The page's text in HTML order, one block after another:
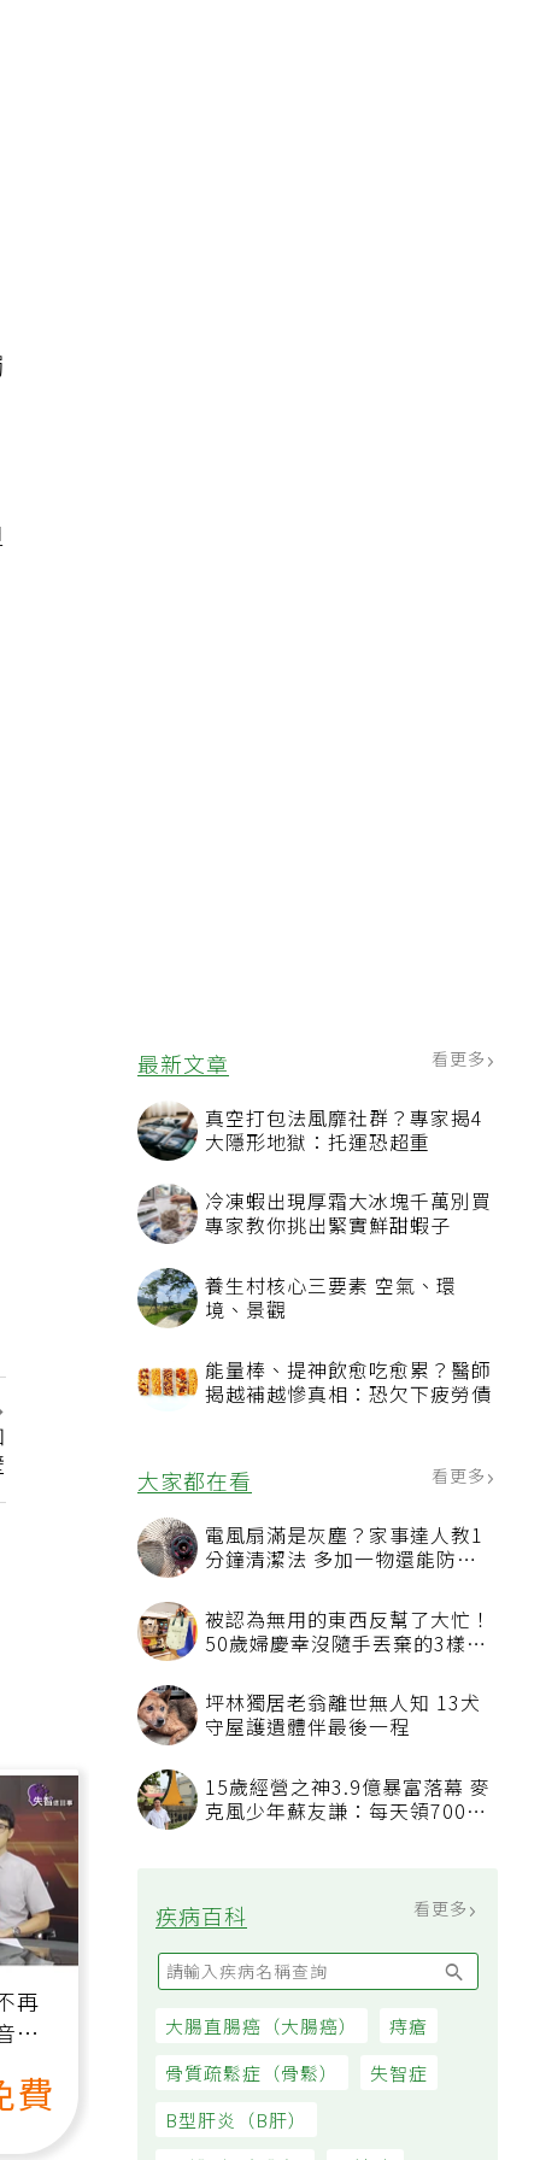
最新文章 看更多
真空打包法風靡社群？專家揭4
大隱形地獄：托運恐超重
冷凍蝦出現厚霜大冰塊千萬別買
專家教你挑出緊實鮮甜蝦子
養生村核心三要素 空氣、環
境、景觀
能量棒、提神飲愈吃愈累？醫師
揭越補越慘真相：恐欠下疲勞債
大家都在看
電風扇滿是灰塵？家事達人教1
被認為無用的東西反幫了大忙！
50歲婦慶幸沒隨手丟棄的3樣物
品
坪林獨居老翁離世無人知 13犬
15歲經營之神3.9億暴富落幕 麥
疾病百科
再
費